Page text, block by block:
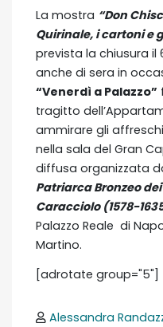
La mostra “Don
Quirinale, i cartoni e
prevista la chiusura
anche di sera in
“Venerdì a Palazzo”
tragitto
ammirare gli
nella sala del Gran
diffusa organizzata
Patriarca Bronzeo
Caracciolo (1578-
Palazzo Reale di
Martino.
[adrotate group="5"]
Alessandra